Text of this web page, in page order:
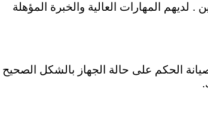
لديهم المهارات العالية والخبرة المؤهلة
الحكم على حالة الجهاز بالشكل الصحيح